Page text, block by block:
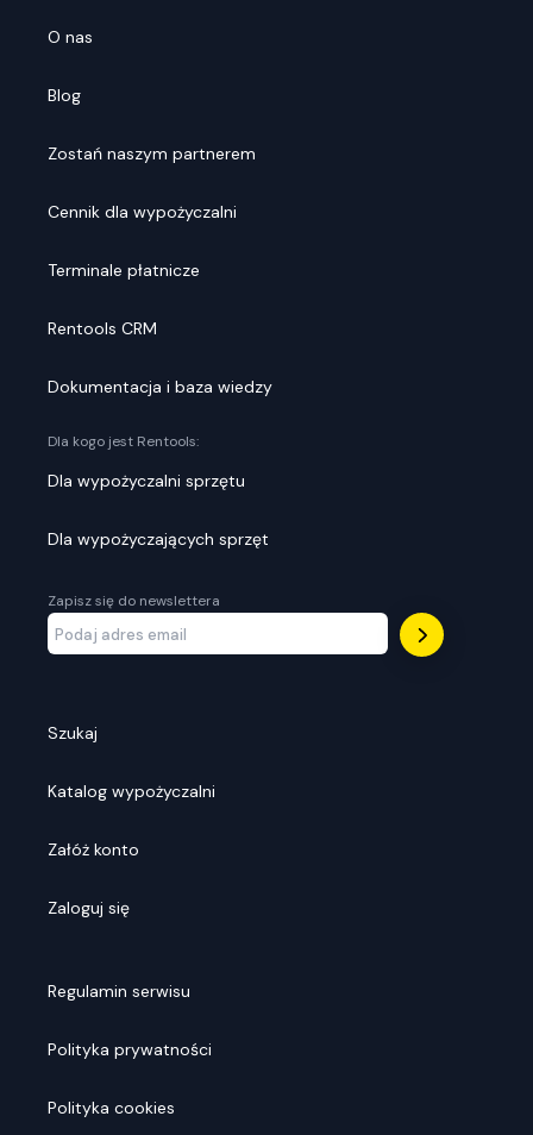
O nas
Blog
Zostań naszym partnerem
Cennik dla wypożyczalni
Terminale płatnicze
Rentools CRM
Dokumentacja i baza wiedzy
Dla kogo jest Rentools:
Dla wypożyczalni sprzętu
Dla wypożyczających sprzęt
Zapisz się do newslettera
Szukaj
Katalog wypożyczalni
Załóż konto
Zaloguj się
Regulamin serwisu
Polityka prywatności
Polityka cookies